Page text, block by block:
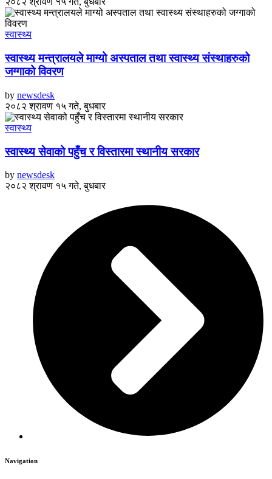
स्वास्थ्य
स्वास्थ्य मन्त्रालयले माग्यो अस्पताल तथा स्वास्थ्य संस्थाहरुको
जग्गाको विवरण
by newsdesk
२०८२ श्रावण १५ गते, बुधबार
स्वास्थ्य
स्वास्थ्य सेवाको पहुँच र विस्तारमा स्थानीय सरकार
by newsdesk
२०८२ श्रावण १५ गते, बुधबार
Navigation